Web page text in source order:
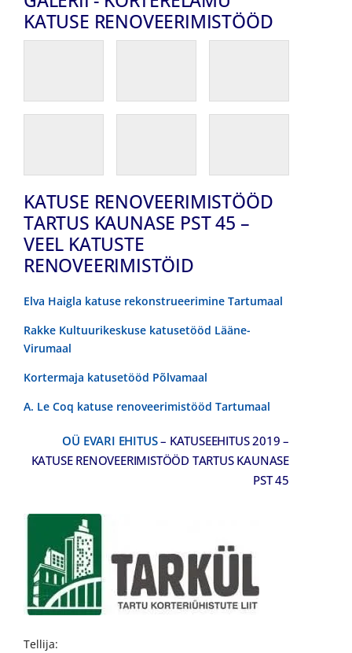
KATUSE RENOVEERIMISTÖÖD
KATUSE RENOVEERIMISTÖÖD
TARTUS KAUNASE PST 45 –
VEEL KATUSTE
RENOVEERIMISTÖID
Elva Haigla katuse rekonstrueerimine Tartumaal
Rakke Kultuurikeskuse katusetööd Lääne-
Virumaal
Kortermaja katusetööd Põlvamaal
A. Le Coq katuse renoveerimistööd Tartumaal
OÜ EVARI EHITUS– KATUSEEHITUS 2019 –
KATUSE RENOVEERIMISTÖÖD TARTUS KAUNASE
PST 45
Tellija: